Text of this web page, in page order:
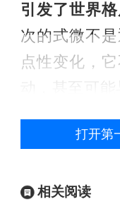
引发了世界格
次的式微不
点性变化，
动，甚至可
握“去美元化”
打开第
相关阅读